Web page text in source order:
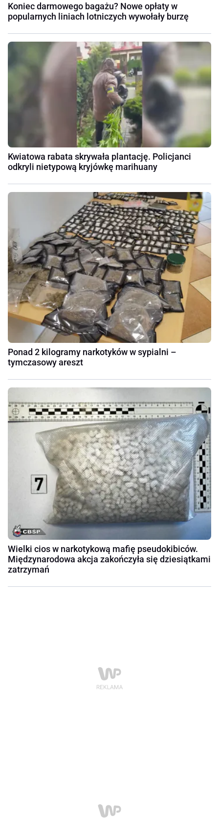
Koniec darmowego bagażu? Nowe opłaty w
popularnych liniach lotniczych wywołały burzę
Kwiatowa rabata skrywała plantację. Policjanci
odkryli nietypową kryjówkę marihuany
Ponad 2 kilogramy narkotyków w sypialni –
tymczasowy areszt
Wielki cios w narkotykową mafię pseudokibiców.
Międzynarodowa akcja zakończyła się dziesiątkami
zatrzymań